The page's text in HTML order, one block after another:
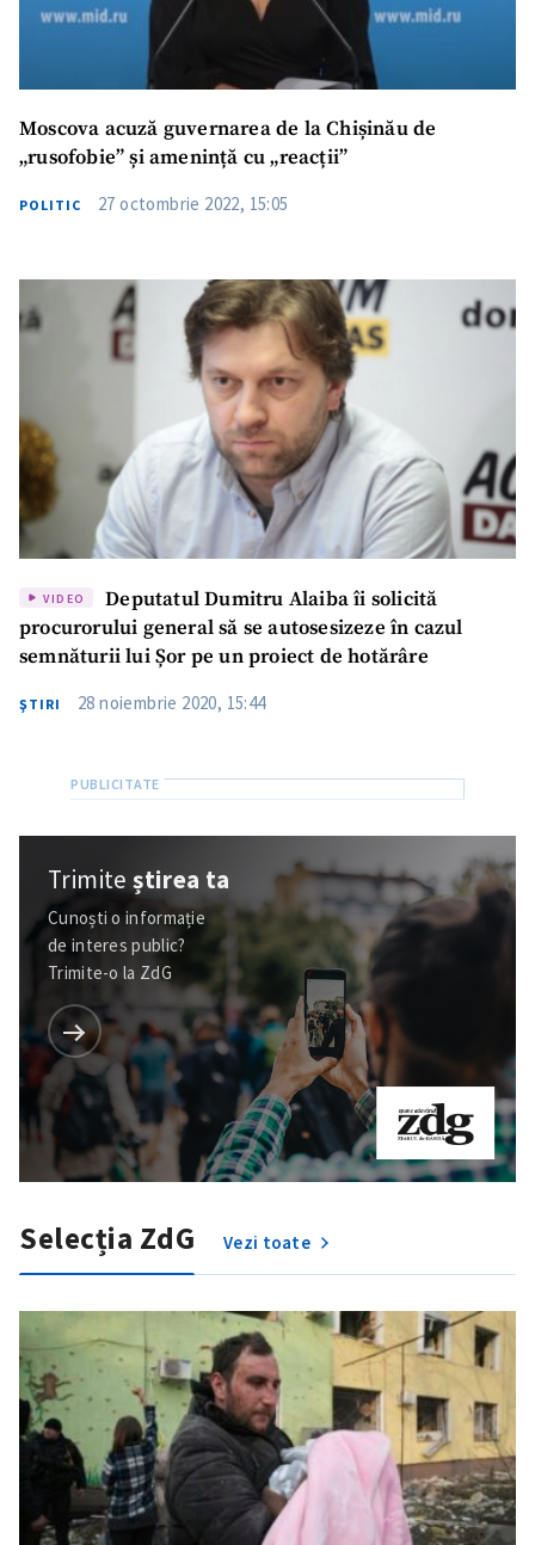
Moscova acuză guvernarea de la Chișinău de
„rusofobie” și amenință cu „reacții”
POLITIC 27 octombrie 2022, 15:05
VIDEO
Deputatul Dumitru Alaiba îi solicită
procurorului general să se autosesizeze în cazul
semnăturii lui Șor pe un proiect de hotărâre
ŞTIRI 28 noiembrie 2020, 15:44
Trimiteștirea ta
Cunoști o informație
de interes public?
Trimite-o la ZdG
Selecția ZdG Vezi toate